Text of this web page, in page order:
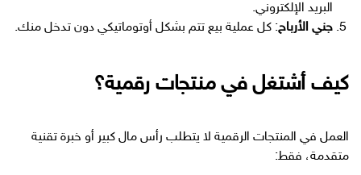
البريد الإلكتروني.
جني الأرباح: كل عملية بيع تتم بشكل أوتوماتيكي دون تدخل منك.
كيف أشتغل في منتجات رقمية؟
العمل في المنتجات الرقمية لا يتطلب رأس مال كبير أو خبرة تقنية
متقدمة، فقط: